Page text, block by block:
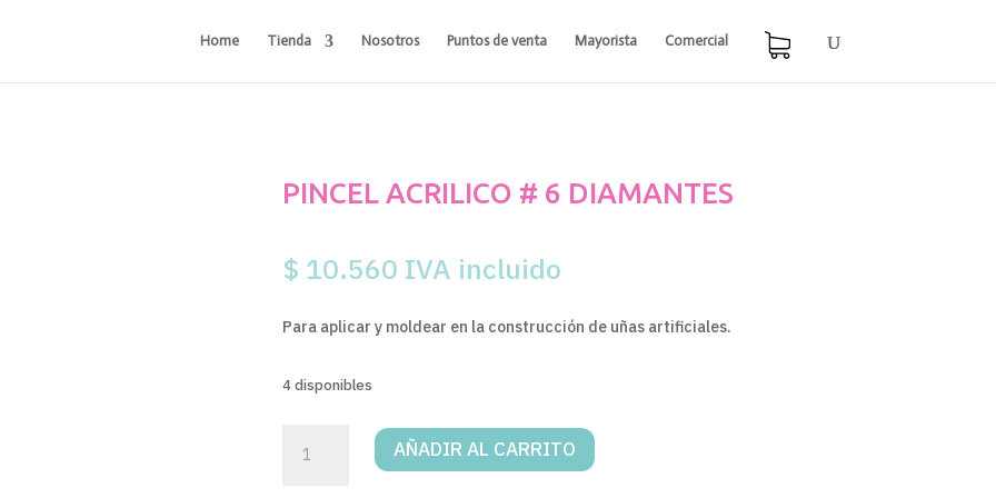
Home Tienda Nosotros Puntos de venta Mayorista Comercial
PINCEL ACRILICO # 6 DIAMANTES
$ 10.560 IVA incluido
Para aplicar y moldear en la construcción de uñas artificiales.
4 disponibles
ACRILICO
AÑADIR AL CARRITO